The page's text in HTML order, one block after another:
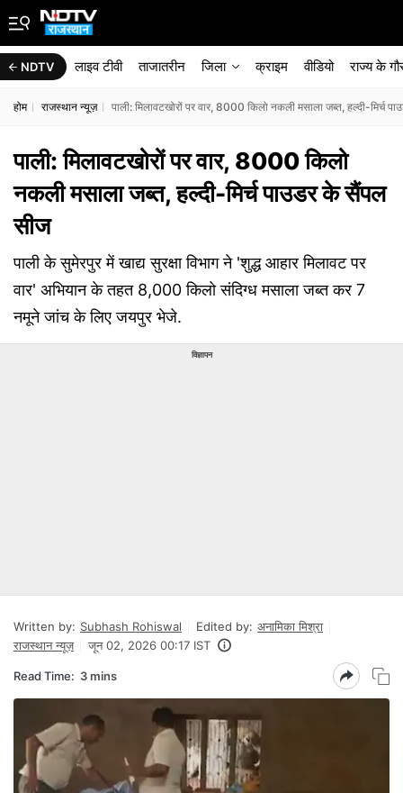
NDTV लाइव टीवी ताजातरीन जिला क्राइम वीडियो राज्‍य के
होम राजस्थान न्यूज़ पाली: मिलावटखोरों पर वार, 8000 किलो नकली मसाला जब्त, हल्दी-मिर्च
पाली: मिलावटखोरों पर वार, 8000 किलो
नकली मसाला जब्त, हल्दी-मिर्च पाउडर के सैंपल
सीज
पाली के सुमेरपुर में खाद्य सुरक्षा विभाग ने 'शुद्ध आहार मिलावट पर
वार' अभियान के तहत 8,000 किलो संदिग्ध मसाला जब्त कर 7
नमूने जांच के लिए जयपुर भेजे.
विज्ञापन
Written by: Subhash Rohiswal Edited by: अनामिका मिश्रा
राजस्थान न्यूज़
जून 02, 2026 00:17 IST
Read Time: 3 mins